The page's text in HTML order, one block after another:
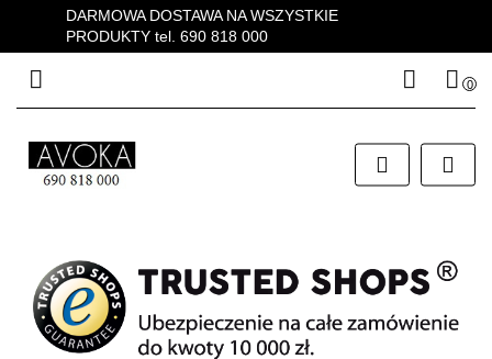
DARMOWA DOSTAWA NA WSZYSTKIE
PRODUKTY tel. 690 818 000
Zaloguj się
Zarejestruj się
0